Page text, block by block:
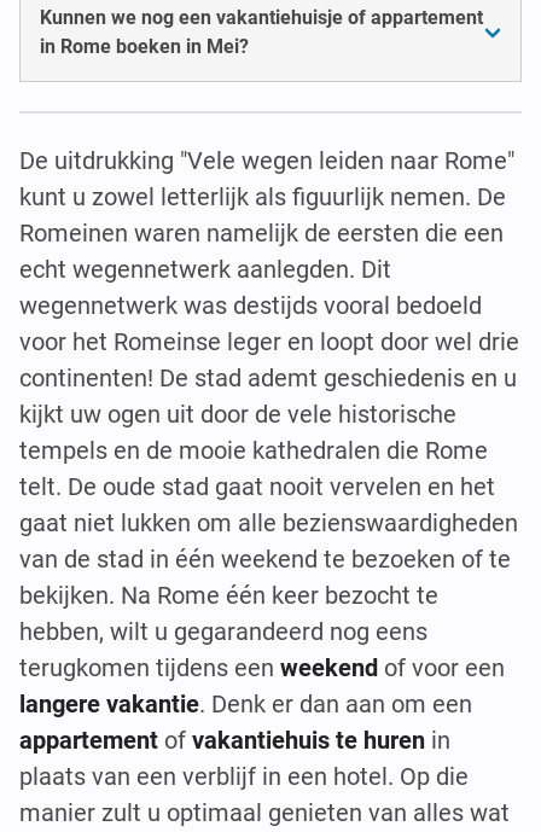
Kunnen we nog een vakantiehuisje of appartement
in Rome boeken in Mei?
De uitdrukking "Vele wegen leiden naar Rome"
kunt u zowel letterlijk als figuurlijk nemen. De
Romeinen waren namelijk de eersten die een
echt wegennetwerk aanlegden. Dit
wegennetwerk was destijds vooral bedoeld
voor het Romeinse leger en loopt door wel drie
continenten! De stad ademt geschiedenis en u
kijkt uw ogen uit door de vele historische
tempels en de mooie kathedralen die Rome
telt. De oude stad gaat nooit vervelen en het
gaat niet lukken om alle bezienswaardigheden
van de stad in één weekend te bezoeken of te
bekijken. Na Rome één keer bezocht te
hebben, wilt u gegarandeerd nog eens
terugkomen tijdens een weekend of voor een
langere vakantie. Denk er dan aan om een
appartement of vakantiehuis te huren in
plaats van een verblijf in een hotel. Op die
manier zult u optimaal genieten van alles wat